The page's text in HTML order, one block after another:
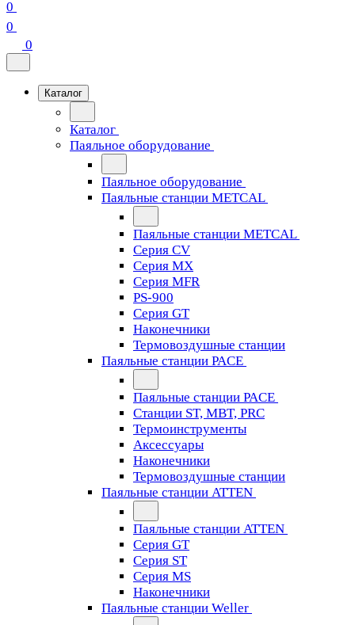
0
0
0
Каталог
Каталог
Паяльное оборудование
Паяльное оборудование
Паяльные станции METCAL
Паяльные станции METCAL
Серия CV
Серия MX
Серия MFR
PS-900
Серия GT
Наконечники
Термовоздушные станции
Паяльные станции PACE
Паяльные станции PACE
Станции ST, MBT, PRC
Термоинструменты
Аксессуары
Наконечники
Термовоздушные станции
Паяльные станции ATTEN
Паяльные станции ATTEN
Серия GT
Серия ST
Серия MS
Наконечники
Паяльные станции Weller